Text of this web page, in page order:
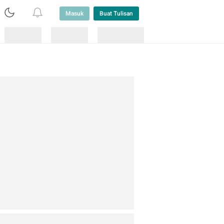
Masuk Buat Tulisan